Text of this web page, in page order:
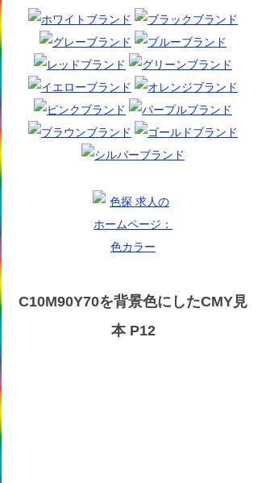
C10M90Y70を背景色にしたCMY見
本 P12